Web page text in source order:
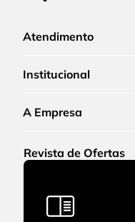
Atendimento
Institucional
A Empresa
Revista de Ofertas